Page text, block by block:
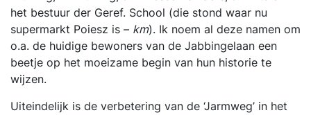
het bestuur der Geref. School (die stond waar nu
supermarkt Poiesz is – km). Ik noem al deze namen om
o.a. de huidige bewoners van de Jabbingelaan een
beetje op het moeizame begin van hun historie te
wijzen.
Uiteindelijk is de verbetering van de ‘Jarmweg’ in het